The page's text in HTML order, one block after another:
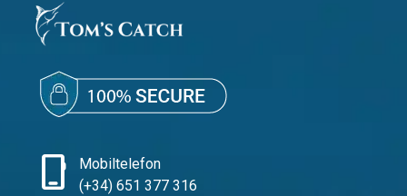
phone_iphone
Mobiltelefon
(+34) 651 377 316